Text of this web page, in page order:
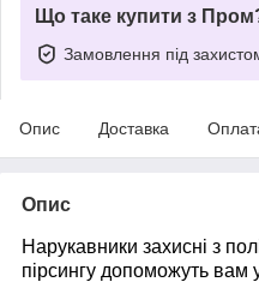
Що таке купити з
Замовлення під
Опис Доставка
Опис
Нарукавники захисні з
пірсингу допоможуть вам